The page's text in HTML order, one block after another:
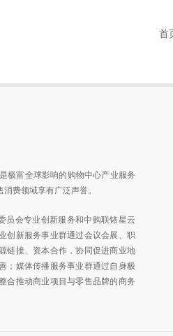
首
极富全球影响的购物中心产业服务
费领域享有广泛声誉。
员会专业创新服务和中购联铱星云
创新服务事业群通过会议会展、职
链接、资本合作，协同促进商业地
；媒体传播服务事业群通过自身极
合推动商业项目与零售品牌的商务